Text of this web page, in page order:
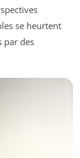
se heurtent
par des